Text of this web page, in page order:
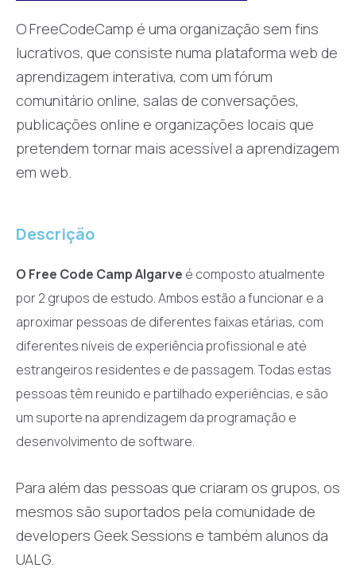
O FreeCodeCamp é uma organização sem fins
lucrativos, que consiste numa plataforma web de
aprendizagem interativa, com um fórum
comunitário online, salas de conversações,
publicações online e organizações locais que
pretendem tornar mais acessível a aprendizagem
em web.
Descrição
O Free Code Camp Algarve é composto atualmente
por 2 grupos de estudo. Ambos estão a funcionar e a
aproximar pessoas de diferentes faixas etárias, com
diferentes níveis de experiência profissional e até
estrangeiros residentes e de passagem. Todas estas
pessoas têm reunido e partilhado experiências, e são
um suporte na aprendizagem da programação e
desenvolvimento de software.
Para além das pessoas que criaram os grupos, os
mesmos são suportados pela comunidade de
developers Geek Sessions e também alunos da
UALG.